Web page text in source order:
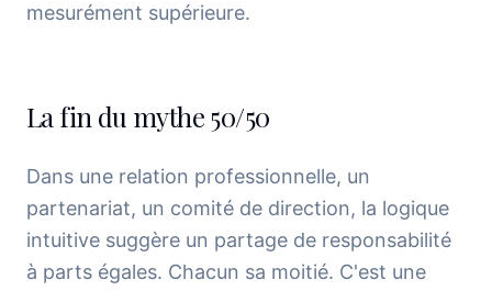
mesurément supérieure.
La fin du mythe 50/50
Dans une relation professionnelle, un
partenariat, un comité de direction, la logique
intuitive suggère un partage de responsabilité
à parts égales. Chacun sa moitié. C'est une